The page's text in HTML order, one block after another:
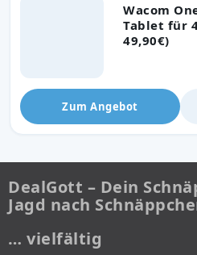
Wacom
Tablet für
49,90€)
Zum Angebot
DealGott – Dein
Jagd nach
… vielfältig